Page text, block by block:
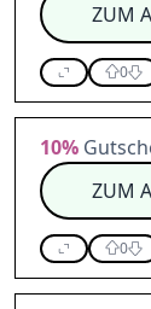
ZUM
0
10%
ZUM
0